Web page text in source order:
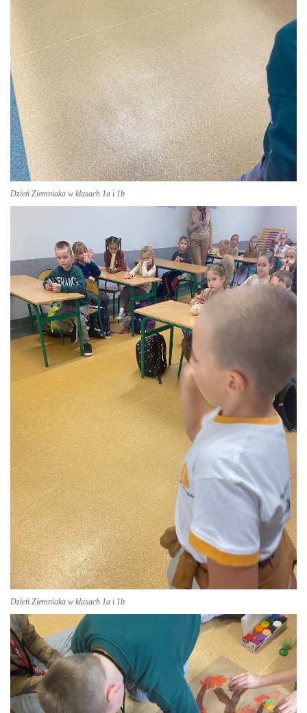
Dzień Ziemniaka w klasach 1a i 1b
Dzień Ziemniaka w klasach 1a i 1b